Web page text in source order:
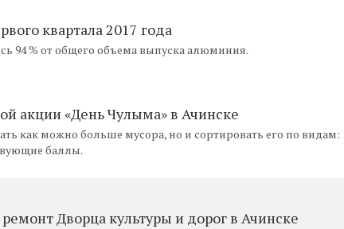
квартала 2017 года
94 % от общего объема выпуска алюминия.
акции «День Чулыма» в Ачинске
как можно больше мусора, но и сортировать его по видам:
баллы.
Дворца культуры и дорог в Ачинске